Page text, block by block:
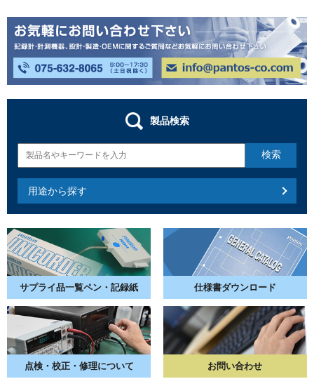
製品検索
用途から探す
サプライ品一覧ペン・記録紙 仕様書ダウンロード
点検・校正・ 修理について お問い合わせ